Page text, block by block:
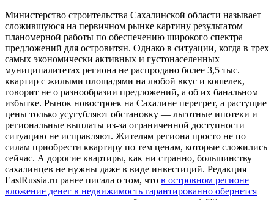
Министерство строительства Сахалинской области называет
сложившуюся на первичном рынке картину результатом
планомерной работы по обеспечению широкого спектра
предложений для островитян. Однако в ситуации, когда в трех
самых экономически активных и густонаселенных
муниципалитетах региона не распродано более 3,5 тыс.
квартир с жилыми площадями на любой вкус и кошелек,
говорит не о разнообразии предложений, а об их банальном
избытке. Рынок новостроек на Сахалине перегрет, а растущие
цены только усугубляют обстановку — льготные ипотеки и
региональные выплаты из-за ограниченной доступности
ситуацию не исправляют. Жителям региона просто не по
силам приобрести квартиру по тем ценам, которые сложились
сейчас. А дорогие квартиры, как ни странно, большинству
сахалинцев не нужны даже в виде инвестиций. Редакция
EastRussia.ru ранее писала о том, что в островном регионе
вложение денег в недвижимость гарантированно обернется